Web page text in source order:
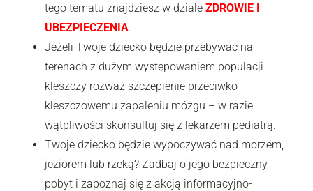
tego tematu znajdziesz w dziale ZDROWIE I
UBEZPIECZENIA.
Jeżeli Twoje dziecko będzie przebywać na
terenach z dużym występowaniem populacji
kleszczy rozważ szczepienie przeciwko
kleszczowemu zapaleniu mózgu – w razie
wątpliwości skonsultuj się z lekarzem pediatrą.
Twoje dziecko będzie wypoczywać nad morzem,
jeziorem lub rzeką? Zadbaj o jego bezpieczny
pobyt i zapoznaj się z akcją informacyjno-